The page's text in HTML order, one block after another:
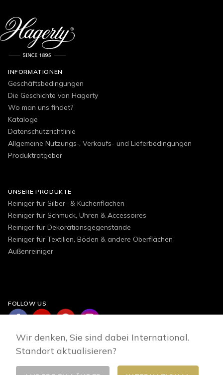
INFORMATIONEN
Geschäftsbedingungen
Die Geschichte von Hagerty
Wo man uns findet?
Kataloge
Datenschutzrichtlinie
Allgemeine Nutzungs-, Verkaufs- und Lieferbedingungen
Produktratgeber
UNSERE PRODUKTE
Reiniger für Silber- & Küchenflächen
Reiniger für Schmuck, Uhren & Accessoires
Reiniger für Dekorationsgegenstände
Reiniger für Textilien, Böden & andere Oberflächen
Außenreiniger
FOLLOW US
Wir denken, Sie sind dabei International.
Standort aktualisieren?